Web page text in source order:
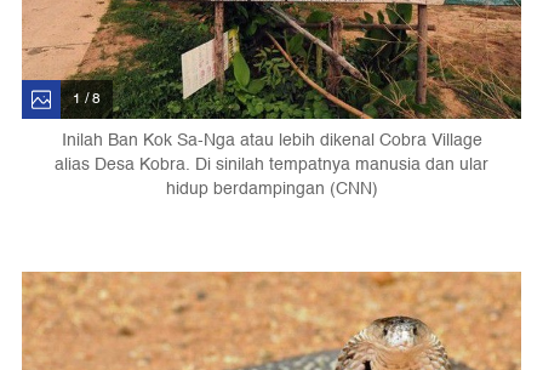
1 / 8
Inilah Ban Kok Sa-Nga atau lebih dikenal Cobra Village
alias Desa Kobra. Di sinilah tempatnya manusia dan ular
hidup berdampingan (CNN)